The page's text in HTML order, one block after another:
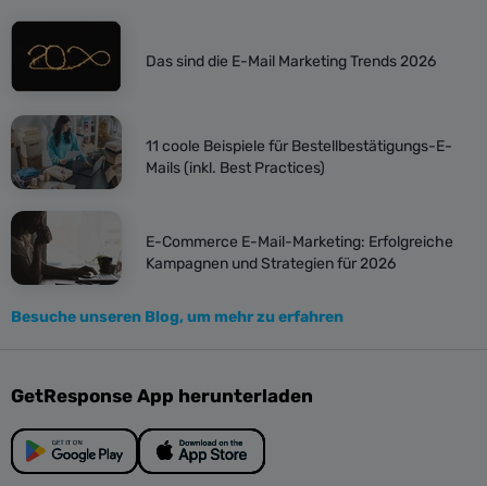
Das sind die E-Mail Marketing Trends 2026
11 coole Beispiele für Bestellbestätigungs-E-
Mails (inkl. Best Practices)
E-Commerce E-Mail-Marketing: Erfolgreiche
Kampagnen und Strategien für 2026
Besuche unseren Blog, um mehr zu erfahren
GetResponse App herunterladen